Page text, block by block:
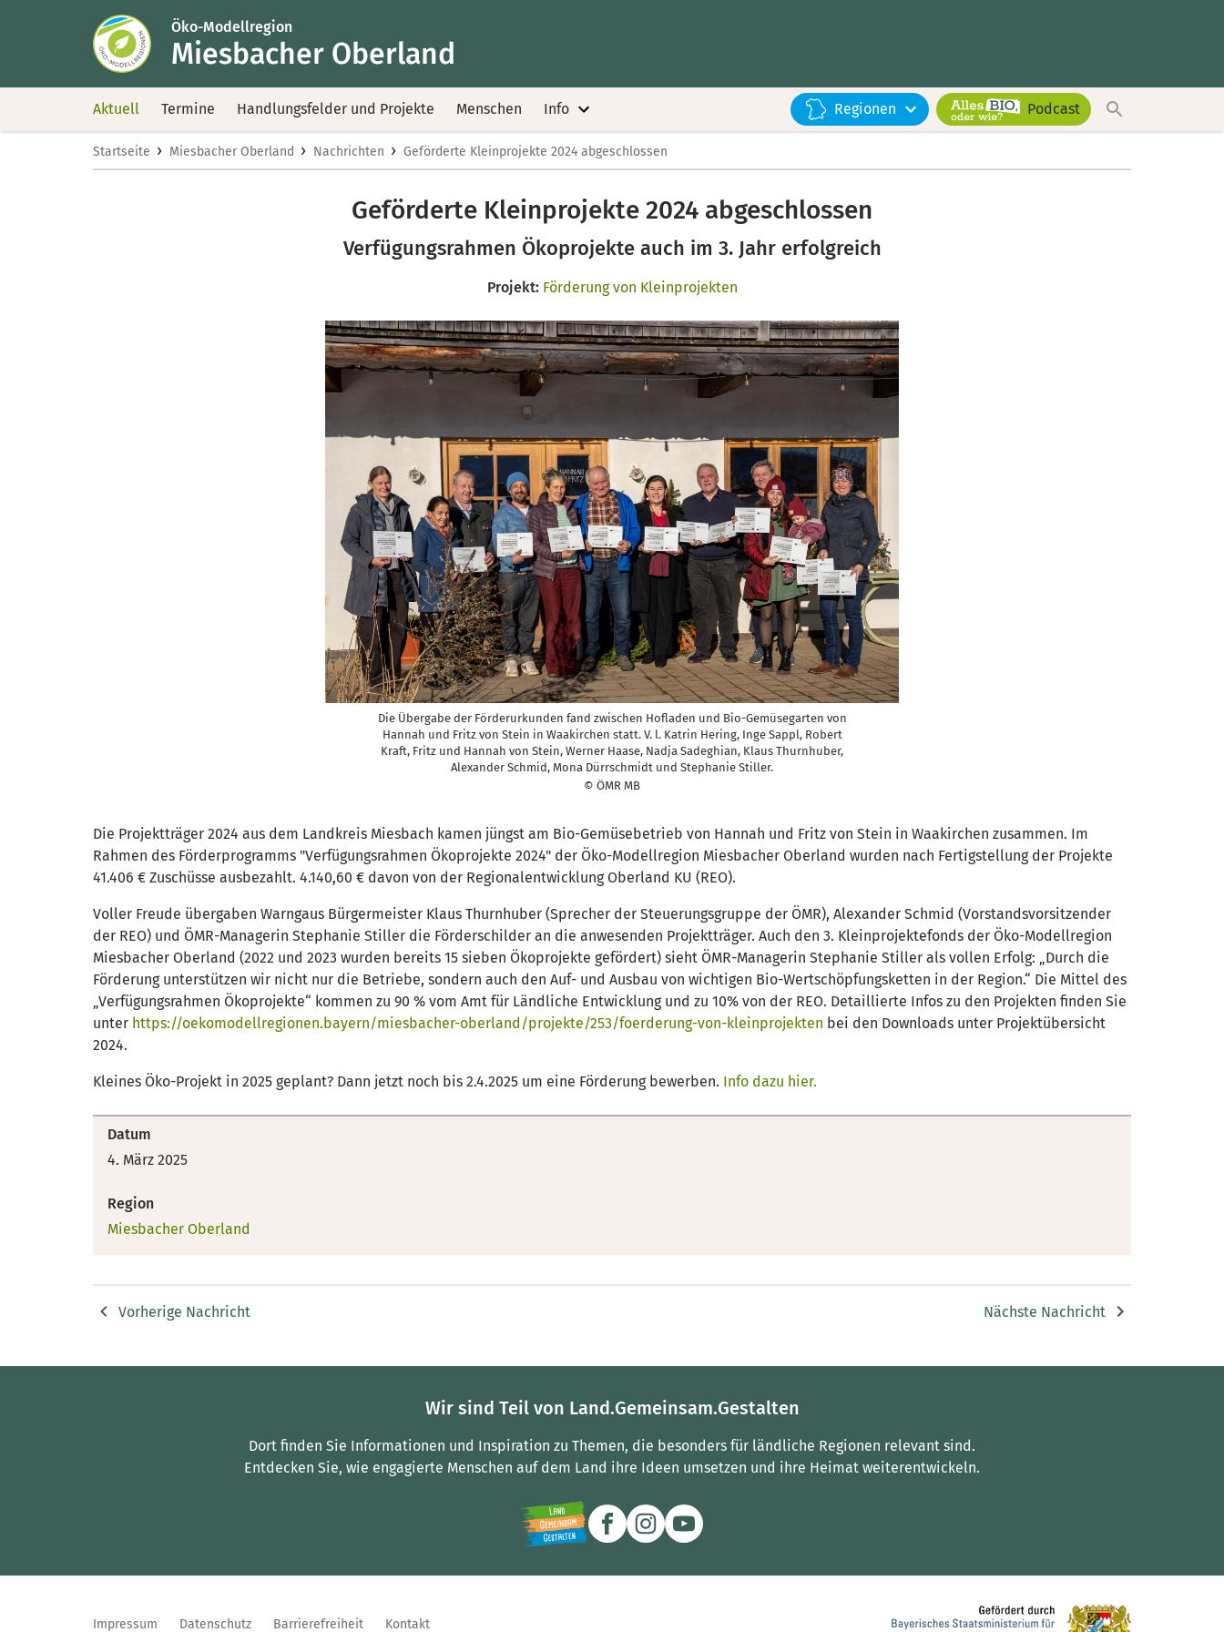
Öko-Modellregion
Miesbacher Oberland
Aktuell Termine Handlungsfelder und Projekte Menschen Info Regionen Podcast
Startseite › Miesbacher Oberland › Nachrichten › Geförderte Kleinprojekte 2024 abgeschlossen
Geförderte Kleinprojekte 2024 abgeschlossen
Verfügungsrahmen Ökoprojekte auch im 3. Jahr erfolgreich
Projekt: Förderung von Kleinprojekten
Die Übergabe der Förderurkunden fand zwischen Hofladen und Bio-Gemüsegarten von
Hannah und Fritz von Stein in Waakirchen statt. V. l. Katrin Hering, Inge Sappl, Robert
Kraft, Fritz und Hannah von Stein, Werner Haase, Nadja Sadeghian, Klaus Thurnhuber,
Alexander Schmid, Mona Dürrschmidt und Stephanie Stiller.
© ÖMR MB
Die Projektträger 2024 aus dem Landkreis Miesbach kamen jüngst am Bio-Gemüsebetrieb von Hannah und Fritz von Stein in Waakirchen zusammen. Im
Rahmen des Förderprogramms "Verfügungsrahmen Ökoprojekte 2024" der Öko-Modellregion Miesbacher Oberland wurden nach Fertigstellung der Projekte
41.406 € Zuschüsse ausbezahlt. 4.140,60 € davon von der Regionalentwicklung Oberland KU (REO).
Voller Freude übergaben Warngaus Bürgermeister Klaus Thurnhuber (Sprecher der Steuerungsgruppe der ÖMR), Alexander Schmid (Vorstandsvorsitzender
der REO) und ÖMR-Managerin Stephanie Stiller die Förderschilder an die anwesenden Projektträger. Auch den 3. Kleinprojektefonds der Öko-Modellregion
Miesbacher Oberland (2022 und 2023 wurden bereits 15 sieben Ökoprojekte gefördert) sieht ÖMR-Managerin Stephanie Stiller als vollen Erfolg: „Durch die
Förderung unterstützen wir nicht nur die Betriebe, sondern auch den Auf- und Ausbau von wichtigen Bio-Wertschöpfungsketten in der Region.“ Die Mittel des
„Verfügungsrahmen Ökoprojekte“ kommen zu 90 % vom Amt für Ländliche Entwicklung und zu 10% von der REO. Detaillierte Infos zu den Projekten finden Sie
unter https://oekomodellregionen.bayern/miesbacher-oberland/projekte/253/foerderung-von-kleinprojekten bei den Downloads unter Projektübersicht
2024.
Kleines Öko-Projekt in 2025 geplant? Dann jetzt noch bis 2.4.2025 um eine Förderung bewerben. Info dazu hier.
Datum
4. März 2025
Region
Miesbacher Oberland
Vorherige Nachricht Nächste Nachricht
Wir sind Teil von Land.Gemeinsam.Gestalten
Dort finden Sie Informationen und Inspiration zu Themen, die besonders für ländliche Regionen relevant sind.
Entdecken Sie, wie engagierte Menschen auf dem Land ihre Ideen umsetzen und ihre Heimat weiterentwickeln.
Impressum Datenschutz Barrierefreiheit Kontakt